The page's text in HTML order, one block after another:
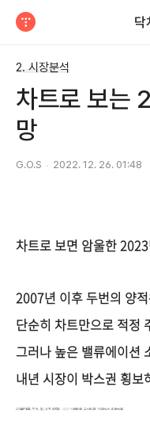
닥
2. 시장분석
차트로 보는
망
G.O.S 2022. 12. 26. 01:48
차트로 보면 암울한
2007년 이후 두번의 양
단순히 차트만으로 적정
그러나 높은 밸류에이션
내년 시장이 박스권 횡보